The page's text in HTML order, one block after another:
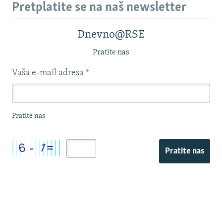
Pretplatite se na naš newsletter
Dnevno@RSE
Pratite nas
Vaša e-mail adresa *
Pratite nas
Pratite nas